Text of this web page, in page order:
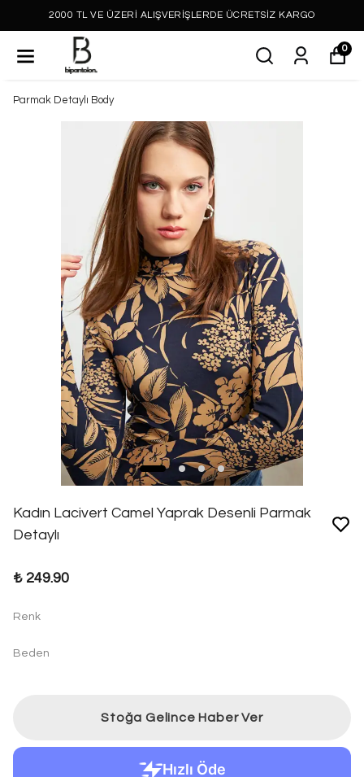
2000 TL VE ÜZERİ ALIŞVERİŞLERDE ÜCRETSİZ KARGO
0
Parmak Detaylı Body
Kadın Lacivert Camel Yaprak Desenli Parmak
Detaylı
₺ 249.90
Renk
Beden
Stoğa Gelince Haber Ver